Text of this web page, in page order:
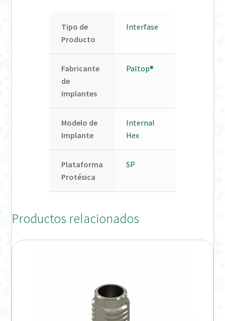
Tipo de
Producto
Interfase
Fabricante
de
Implantes
Paltop®
Modelo de
Implante
Internal
Hex
Plataforma
Protésica
SP
Productos relacionados